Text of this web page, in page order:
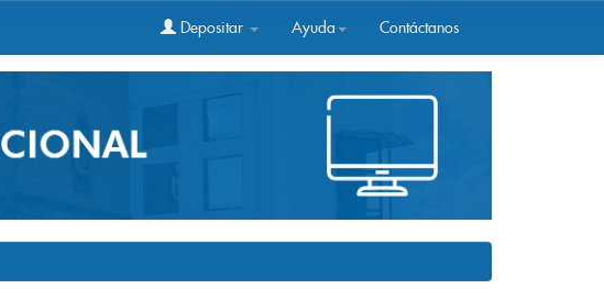
Depositar Ayuda Contáctanos